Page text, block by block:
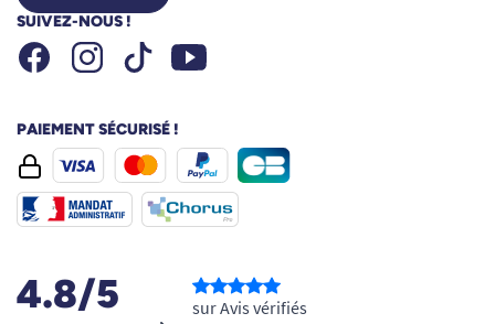
SUIVEZ-NOUS !
FacebookInstagramTiktok Youtube
PAIEMENT SÉCURISÉ !
4.8/5 sur Avis vérifiés